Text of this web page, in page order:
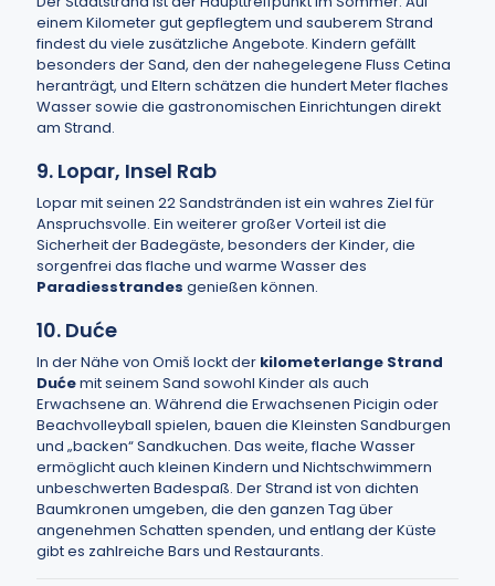
einem Kilometer gut gepflegtem und sauberem Strand
findest du viele zusätzliche Angebote. Kindern gefällt
besonders der Sand, den der nahegelegene Fluss Cetina
heranträgt, und Eltern schätzen die hundert Meter flaches
Wasser sowie die gastronomischen Einrichtungen direkt
am Strand.
9. Lopar, Insel Rab
Lopar mit seinen 22 Sandstränden ist ein wahres Ziel für
Anspruchsvolle. Ein weiterer großer Vorteil ist die
Sicherheit der Badegäste, besonders der Kinder, die
sorgenfrei das flache und warme Wasser des
Paradiesstrandes genießen können.
10. Duće
In der Nähe von Omiš lockt der kilometerlange Strand
Dućemit seinem Sand sowohl Kinder als auch
Erwachsene an. Während die Erwachsenen Picigin oder
Beachvolleyball spielen, bauen die Kleinsten Sandburgen
und „backen“ Sandkuchen. Das weite, flache Wasser
ermöglicht auch kleinen Kindern und Nichtschwimmern
unbeschwerten Badespaß. Der Strand ist von dichten
Baumkronen umgeben, die den ganzen Tag über
angenehmen Schatten spenden, und entlang der Küste
gibt es zahlreiche Bars und Restaurants.